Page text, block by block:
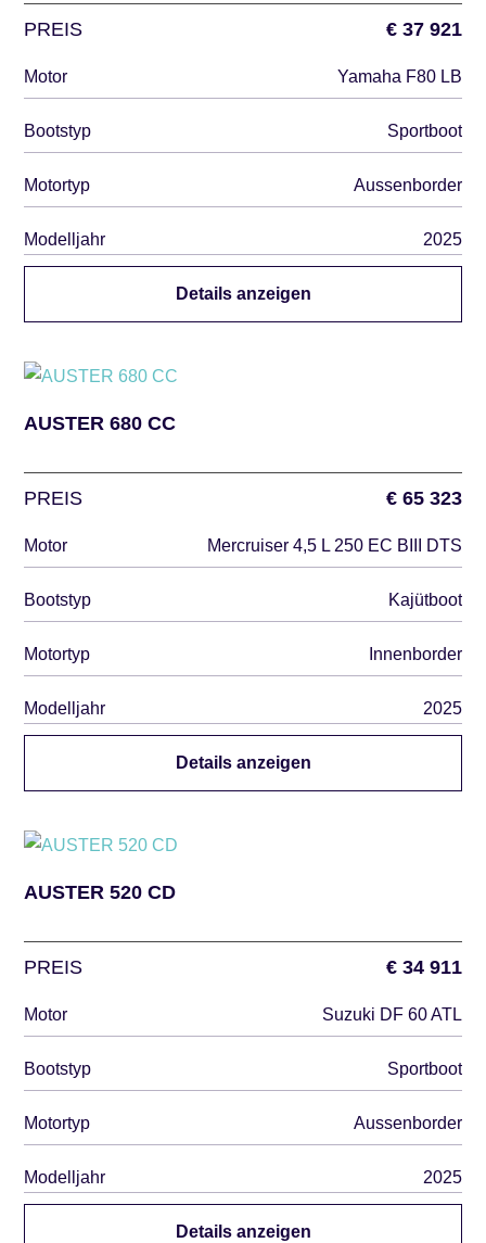
PREIS € 37 921
Motor Yamaha F80 LB
Bootstyp Sportboot
Motortyp Aussenborder
Modelljahr 2025
Details anzeigen
AUSTER 680 CC
PREIS € 65 323
Motor Mercruiser 4,5 L 250 EC BIII DTS
Bootstyp Kajütboot
Motortyp Innenborder
Modelljahr 2025
Details anzeigen
AUSTER 520 CD
PREIS € 34 911
Motor Suzuki DF 60 ATL
Bootstyp Sportboot
Motortyp Aussenborder
Modelljahr 2025
Details anzeigen